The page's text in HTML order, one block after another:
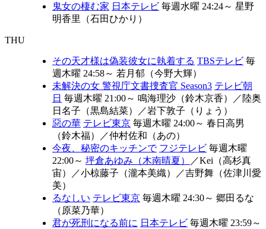
鬼女の棲む家 日本テレビ 毎週水曜 24:24～ 星野
明香里（石田ひかり）
THU
その天才様は偽装彼女に執着する TBSテレビ 毎
週木曜 24:58～ 若月郁（今野大輝）
未解決の女 警視庁文書捜査官 Season3 テレビ朝
日 毎週木曜 21:00～ 鳴海理沙（鈴木京香） ／ 陸奥
日名子（黒島結菜）
／岩下敦子（りょう）
惡の華 テレビ東京 毎週木曜 24:00～ 春日高男
（鈴木福）
／仲村佐和（あの）
今夜、秘密のキッチンで フジテレビ 毎週木曜
22:00～ 坪倉あゆみ（木南晴夏） ／Kei（高杉真
宙）
／小椋藤子（瀧本美織） ／吉野舞（佐津川愛
美）
るなしい テレビ東京 毎週木曜 24:30～ 郷田るな
（原菜乃華）
君が死刑になる前に 日本テレビ 毎週木曜 23:59～